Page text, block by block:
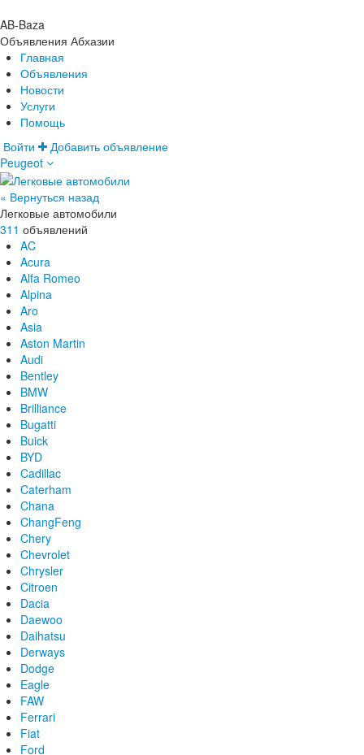
AB-Baza
Объявления Абхазии
Главная
Объявления
Новости
Услуги
Помощь
Войти
Добавить объявление
Главная
Объявления
Новости
Услуги
Помощь
Peugeot
« Вернуться назад
Легковые автомобили
311 объявлений
AC
Acura
Alfa Romeo
Alpina
Aro
Asia
Aston Martin
Audi
Bentley
BMW
Brilliance
Bugatti
Buick
BYD
Cadillac
Caterham
Chana
ChangFeng
Chery
Chevrolet
Chrysler
Citroen
Dacia
Daewoo
Daihatsu
Derways
Dodge
Eagle
FAW
Ferrari
Fiat
Ford